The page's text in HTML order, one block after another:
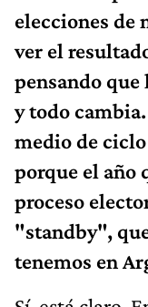
elecciones de
ver el
pensando
y todo
medio de
porque el año
proceso
"standby",
tenemos en